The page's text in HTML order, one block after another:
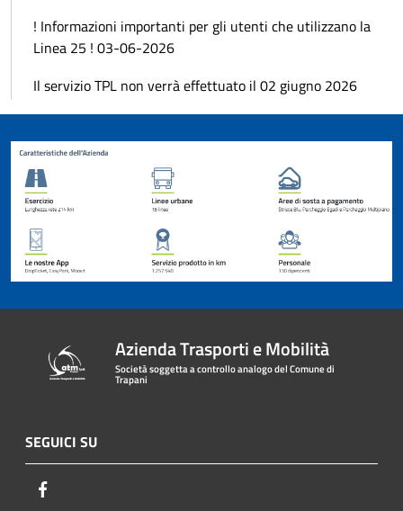
! Informazioni importanti per gli utenti che utilizzano la
Linea 25 ! 03-06-2026
Il servizio TPL non verrà effettuato il 02 giugno 2026
Azienda Trasporti e Mobilità
Società soggetta a controllo analogo del Comune di
Trapani
SEGUICI SU